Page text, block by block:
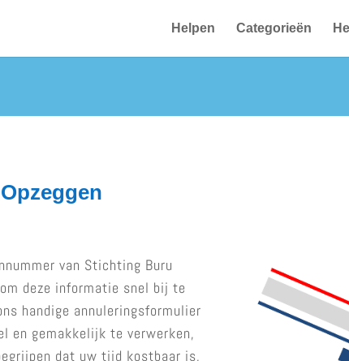
Helpen Categorieën
van Stichting Buru
deze informatie snel bij te
handige annuleringsformulier
en gemakkelijk te verwerken,
dat uw tijd kostbaar is,